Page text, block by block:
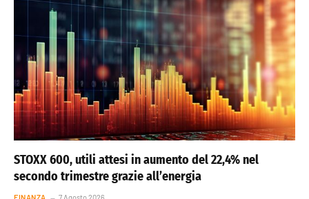
STOXX 600, utili attesi in aumento del 22,4% nel
secondo trimestre grazie all’energia